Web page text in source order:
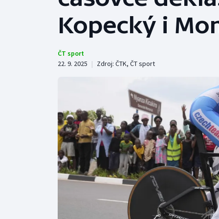
Curling
Dostihy
Gymnastika
Kopecký i
ČT sport
22. 9. 2025 | Zdroj: ČTK, ČT sport